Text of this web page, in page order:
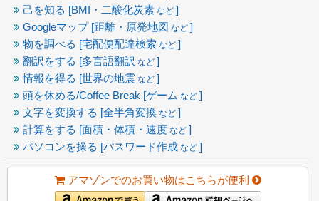
己を知る [BMI・二酸化炭素 など ]
Googleマップ [距離・原発地図 など ]
物を調べる [宅配便配達検索 など ]
翻訳をする [多言語翻訳 など ]
情報を得る [世界の地震 など ]
頭を休める/Coffee Break [ゲーム など ]
文字を変換する [全半角変換 など ]
計算をする [面積・体積・速度 など ]
パソコンを操る [パスワード作成 など ]
アマゾンでのお買い物はこちらが便利